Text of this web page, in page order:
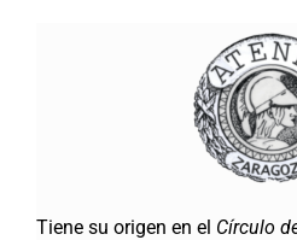
Tiene su origen en el Círculo